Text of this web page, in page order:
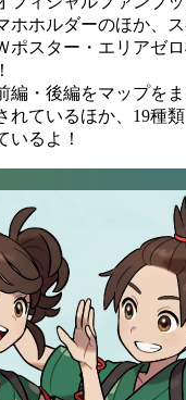
ホホルダーのほか、
ポスター・エリアゼ
編・後編をマップを
れているほか、19種
いるよ！